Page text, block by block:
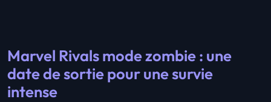
Marvel Rivals mode zombie : une
date de sortie pour une survie
intense